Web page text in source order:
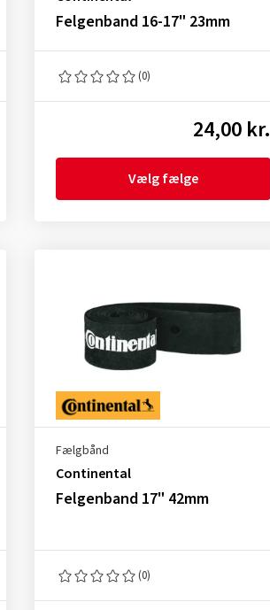
Felgenband 16-17" 23mm
(0)
24,00 kr.
Vælg fælge
Fælgbånd
Continental
Felgenband 17" 42mm
(0)